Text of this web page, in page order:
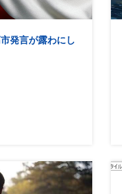
発言が露わにし